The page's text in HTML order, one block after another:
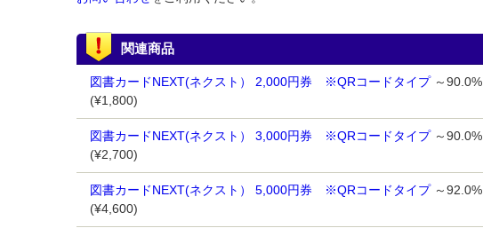
関連商品
図書カードNEXT(ネクスト） 2,000円券 ※QRコードタイプ～90.0%
(¥1,800)
図書カードNEXT(ネクスト） 3,000円券 ※QRコードタイプ～90.0%
(¥2,700)
図書カードNEXT(ネクスト） 5,000円券 ※QRコードタイプ～92.0%
(¥4,600)